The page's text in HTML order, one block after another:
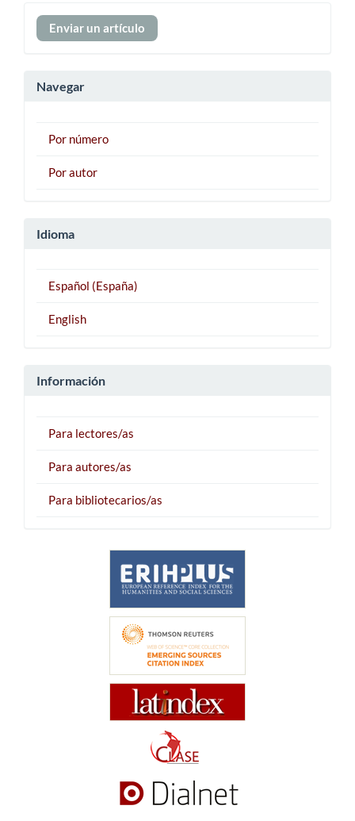
Enviar
un
Enviar un artículo
Navegar
Por número
Por autor
Idioma
Español (España)
English
Información
Para lectores/as
Para autores/as
Para bibliotecarios/as